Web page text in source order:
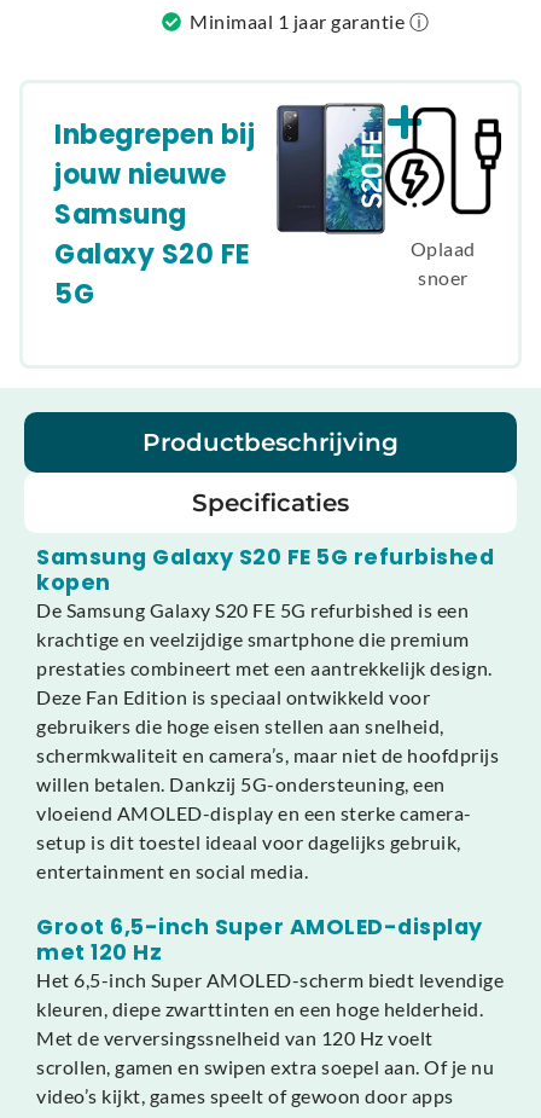
Minimaal 1 jaar garantie ⓘ
Inbegrepen bij
jouw nieuwe
Samsung
Galaxy S20 FE
5G
Oplaad
snoer
Productbeschrijving
Specificaties
Samsung Galaxy S20 FE 5G refurbished
kopen
De Samsung Galaxy S20 FE 5G refurbished is een
krachtige en veelzijdige smartphone die premium
prestaties combineert met een aantrekkelijk design.
Deze Fan Edition is speciaal ontwikkeld voor
gebruikers die hoge eisen stellen aan snelheid,
schermkwaliteit en camera’s, maar niet de hoofdprijs
willen betalen. Dankzij 5G-ondersteuning, een
vloeiend AMOLED-display en een sterke camera-
setup is dit toestel ideaal voor dagelijks gebruik,
entertainment en social media.
Groot 6,5-inch Super AMOLED-display
met 120 Hz
Het 6,5-inch Super AMOLED-scherm biedt levendige
kleuren, diepe zwarttinten en een hoge helderheid.
Met de verversingssnelheid van 120 Hz voelt
scrollen, gamen en swipen extra soepel aan. Of je nu
video’s kijkt, games speelt of gewoon door apps